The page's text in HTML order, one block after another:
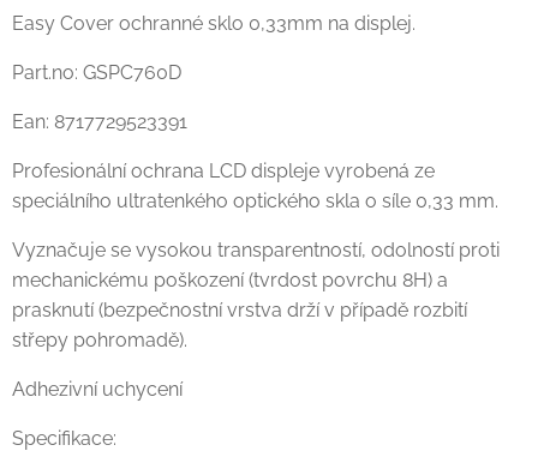
Easy Cover ochranné sklo 0,33mm na displej.
Part.no: GSPC760D
Ean: 8717729523391
Profesionální ochrana LCD displeje vyrobená ze
speciálního ultratenkého optického skla o síle 0,33 mm.
Vyznačuje se vysokou transparentností, odolností proti
mechanickému poškození (tvrdost povrchu 8H) a
prasknutí (bezpečnostní vrstva drží v případě rozbití
střepy pohromadě).
Adhezivní uchycení
Specifikace: